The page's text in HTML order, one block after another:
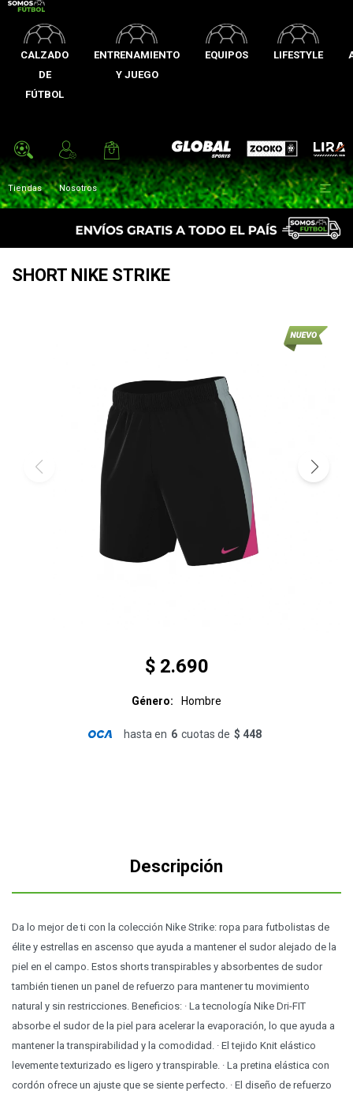
CALZADO
DE
FÚTBOL
ENTRENAMIENTO
Y JUEGO
EQUIPOS LIFESTYLE
Global Sports Zooko Lira
Tiendas Nosotros 
SHORT NIKE STRIKE
$ 2.690
Género Hombre
hasta en 6 cuotas de $ 448
Descripción
Da lo mejor de ti con la colección Nike Strike: ropa para futbolistas de
élite y estrellas en ascenso que ayuda a mantener el sudor alejado de la
piel en el campo. Estos shorts transpirables y absorbentes de sudor
también tienen un panel de refuerzo para mantener tu movimiento
natural y sin restricciones. Beneficios: · La tecnología Nike Dri-FIT
absorbe el sudor de la piel para acelerar la evaporación, lo que ayuda a
mantener la transpirabilidad y la comodidad. · El tejido Knit elástico
levemente texturizado es ligero y transpirable. · La pretina elástica con
cordón ofrece un ajuste que se siente perfecto. · El diseño de refuerzo